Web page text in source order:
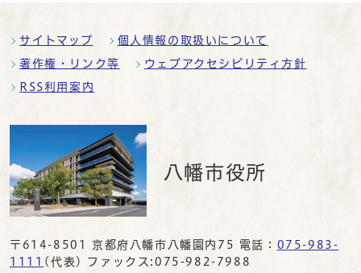
サイトマップ 個人情報の取扱いについて
著作権・リンク等 ウェブアクセシビリティ方針
RSS利用案内
八幡市役所
〒614-8501 京都府八幡市八幡園内75 電話： 075-983-
1111 (代表) ファックス:075-982-7988